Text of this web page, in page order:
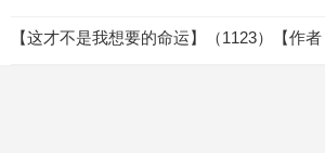
【这才不是我想要的命运】（1123）【作者